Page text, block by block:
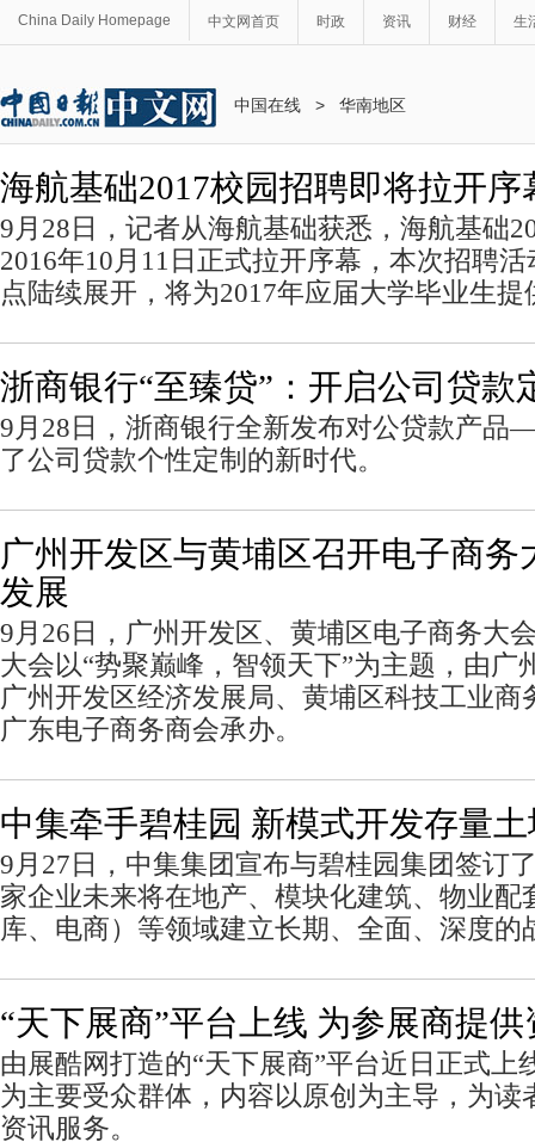
China Daily Homepage 中文网首页 时政 资讯 财经 生
中国在线 > 华南地区
海航基础2017校园招聘即将拉开序
9月28日，记者从海航基础获悉，海航基础
2016年10月11日正式拉开序幕，本次招聘
点陆续展开，将为2017年应届大学毕业生
浙商银行“至臻贷”：开启公司贷款
9月28日，浙商银行全新发布对公贷款产品
了公司贷款个性定制的新时代。
广州开发区与黄埔区召开电子商务
发展
9月26日，广州开发区、黄埔区电子商务大
大会以“势聚巅峰，智领天下”为主题，由广
广州开发区经济发展局、黄埔区科技工业商
广东电子商务商会承办。
中集牵手碧桂园 新模式开发存量
9月27日，中集集团宣布与碧桂园集团签订
家企业未来将在地产、模块化建筑、物业配
库、电商）等领域建立长期、全面、深度的
“天下展商”平台上线 为参展商提
由展酷网打造的“天下展商”平台近日正式上
为主要受众群体，内容以原创为主导，为读
资讯服务。